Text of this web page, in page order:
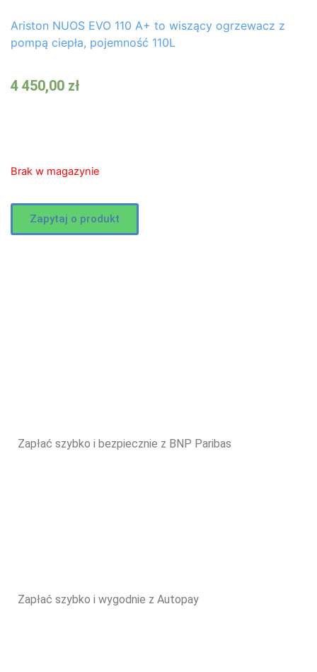
Ariston NUOS EVO 110 A+ to wiszący ogrzewacz z
pompą ciepła, pojemność 110L
4 450,00 zł
Brak w magazynie
Zapytaj o produkt
Zapłać szybko i bezpiecznie z BNP Paribas
Zapłać szybko i wygodnie z Autopay